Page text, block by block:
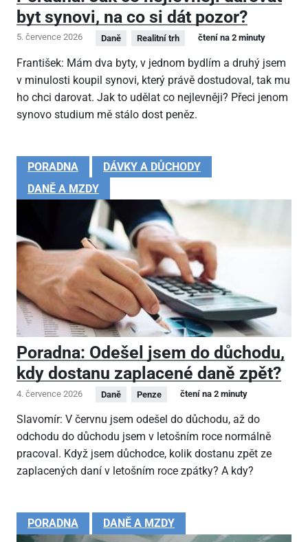
byt synovi, na co si dát pozor?
5. července 2026 Daně Realitní trh čtení na 2 minuty
František: Mám dva byty, v jednom bydlím a druhý jsem
v minulosti koupil synovi, který právě dostudoval, tak mu
ho chci darovat. Jak to udělat co nejlevněji? Přeci jenom
synovo studium mě stálo dost peněz.
PORADNA
DÁVKY A DŮCHODY
DANĚ A MZDY
Poradna: Odešel jsem do důchodu,
kdy dostanu zaplacené daně zpět?
4. července 2026 Daně Penze čtení na 2 minuty
Slavomír: V červnu jsem odešel do důchodu, až do
odchodu do důchodu jsem v letošním roce normálně
pracoval. Když jsem důchodce, kolik dostanu zpět ze
zaplacených daní v letošním roce zpátky? A kdy?
PORADNA DANĚ A MZDY